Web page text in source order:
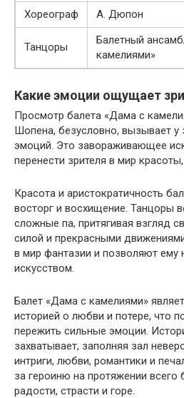
Хореограф
А. Дюпон
Танцоры
Балетный
камелиями»
Какие эмоции ощущает
Просмотр балета «Дама с
Шопена, безусловно, вызывает у
эмоций. Это завораживающее
перенести зрителя в мир
Красота и аристократичность
восторг и восхищение. Танцоры
сложные па, притягивая взгляд
силой и прекрасными
в мир фантазии и позволяют ему
искусством.
Балет «Дама с камелиями»
историей о любви и потере, что
пережить сильные эмоции.
захватывает, заполняя зал
интриги, любви, романтики и
за героиню на протяжении всего
радости, страсти и горе.